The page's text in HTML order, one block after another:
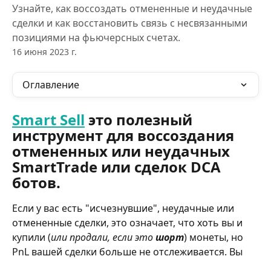
Узнайте, как воссоздать отмененные и неудачные
сделки и как восстановить связь с несвязанными
позициями на фьючерсных счетах.
16 июня 2023 г.
Оглавление
Smart Sell это полезный
инструмент для воссоздания
отмененных или неудачных
SmartTrade или сделок DCA
ботов.
Если у вас есть "исчезнувшие", неудачные или
отмененные сделки, это означает, что хоть вы и
купили (или продали, если это шорт) монеты, но
PnL вашей сделки больше не отслеживается. Вы